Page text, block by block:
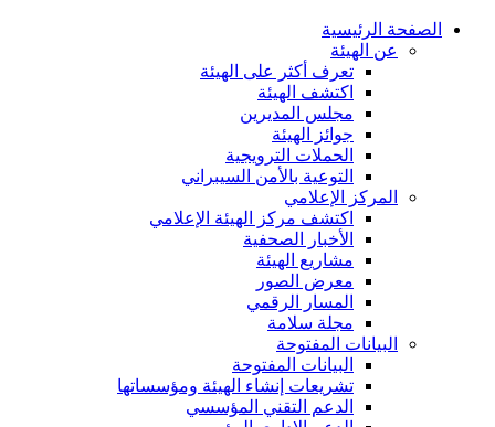
الصفحة الرئيسية
عن الهيئة
تعرف أكثر على الهيئة
اكتشف الهيئة
مجلس المديرين
جوائز الهيئة
الحملات الترويجية
التوعية بالأمن السيبراني
المركز الإعلامي
اكتشف مركز الهيئة الإعلامي
الأخبار الصحفية
مشاريع الهيئة
معرض الصور
المسار الرقمي
مجلة سلامة
البيانات المفتوحة
البيانات المفتوحة
تشريعات إنشاء الهيئة ومؤسساتها
الدعم التقني المؤسسي